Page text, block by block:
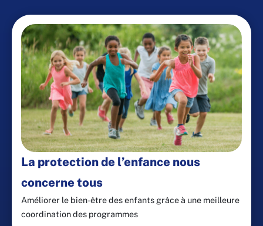
La protection de l’enfance nous
concerne tous
Améliorer le bien-être des enfants grâce à une meilleure
coordination des programmes